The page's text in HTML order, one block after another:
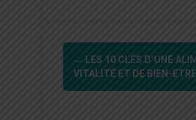
Navigation
d'article
← LES 10 CLÉS D’UNE
VITALITÉ ET DE BIEN-